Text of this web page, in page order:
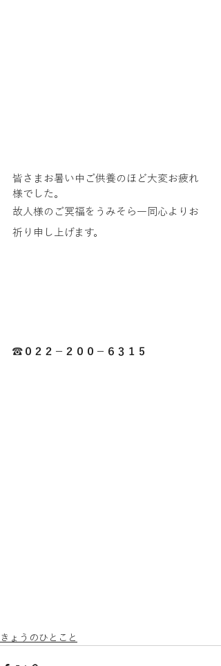
皆さまお暑い中ご供養のほど大変お疲れ
様でした。
故人様のご冥福をうみそら一同心よりお
祈り申し上げます。
☎０２２－２００－６３１５
きょうのひとこと